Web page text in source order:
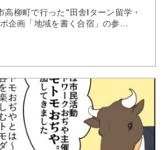
柳町で行った“田舎Iターン留学・
企画「地域を書く合宿」の参...